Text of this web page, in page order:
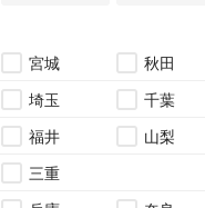
宮城 秋田
埼玉 千葉
福井 山梨
三重